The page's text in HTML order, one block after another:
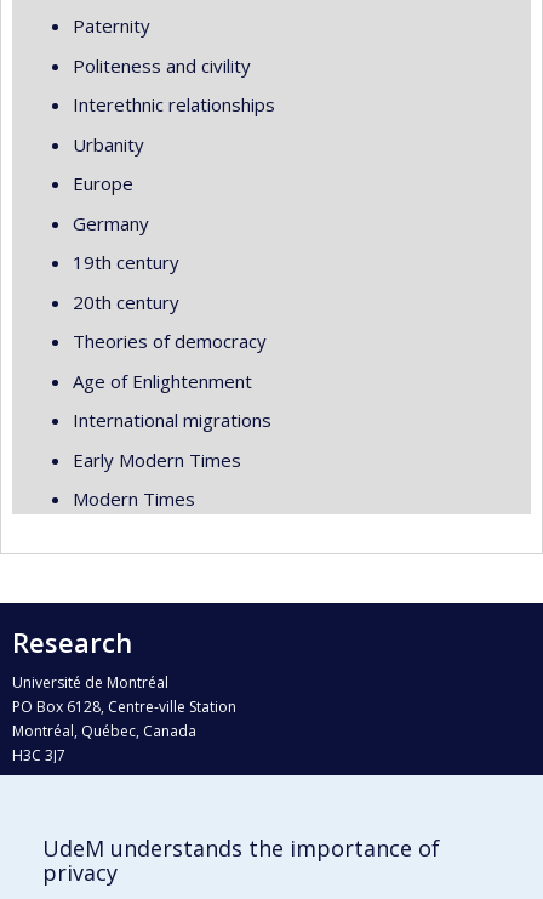
Paternity
Politeness and civility
Interethnic relationships
Urbanity
Europe
Germany
19th century
20th century
Theories of democracy
Age of Enlightenment
International migrations
Early Modern Times
Modern Times
Research
Université de Montréal
PO Box 6128, Centre-ville Station
Montréal, Québec, Canada
H3C 3J7
Who does what?
UdeM understands the importance of
privacy